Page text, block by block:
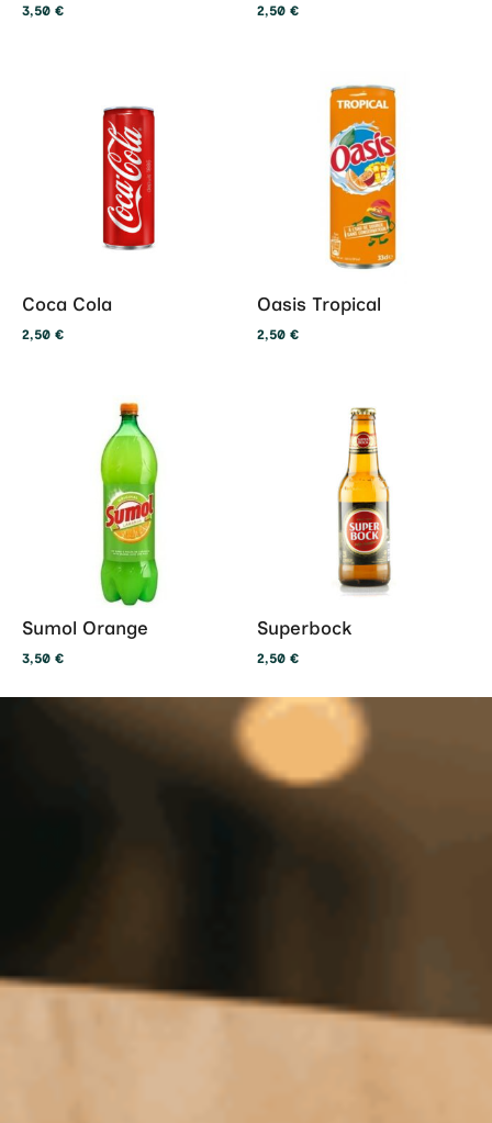
3,50 € 2,50 €
Coca Cola
2,50 €
Oasis Tropical
2,50 €
Sumol Orange
3,50 €
Superbock
2,50 €